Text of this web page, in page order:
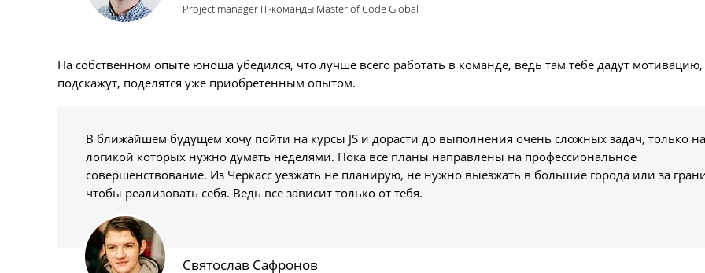
Project manager ІТ-команды Master of Code Global
На собственном опыте юноша убедился, что лучше всего работать в команде, ведь там тебе дадут мотивацию,
подскажут, поделятся уже приобретенным опытом.
В ближайшем будущем хочу пойти на курсы JS и дорасти до выполнения очень сложных задач, только
логикой которых нужно думать неделями. Пока все планы направлены на профессиональное
совершенствование. Из Черкасс уезжать не планирую, не нужно выезжать в большие города или за
чтобы реализовать себя. Ведь все зависит только от тебя.
Святослав Сафронов